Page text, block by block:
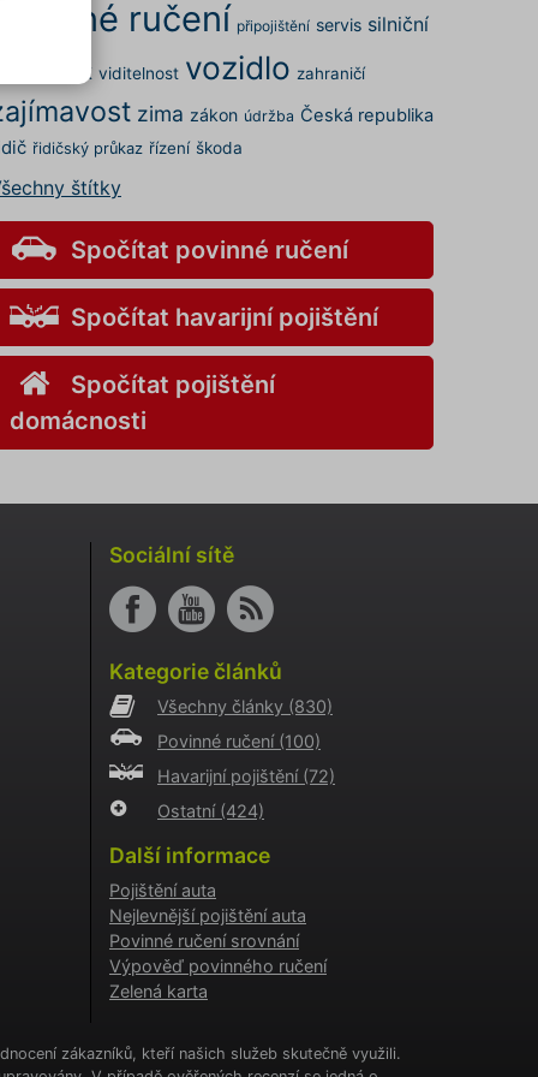
povinné ručení připojištění servis silniční
STK viditelnost vozidlo zahraničí
zima zákon údržba Česká republika
řidičský průkaz řízení škoda
štítky
Spočítat povinné ručení
Spočítat havarijní pojištění
Spočítat pojištění
domácnosti
Sociální sítě
Kategorie článků
Všechny články (830)
Povinné ručení (100)
Havarijní pojištění (72)
Ostatní (424)
Další informace
Pojištění auta
Nejlevnější pojištění auta
Povinné ručení srovnání
Výpověď povinného ručení
Zelená karta
zákazníků, kteří našich služeb skutečně využili.
v